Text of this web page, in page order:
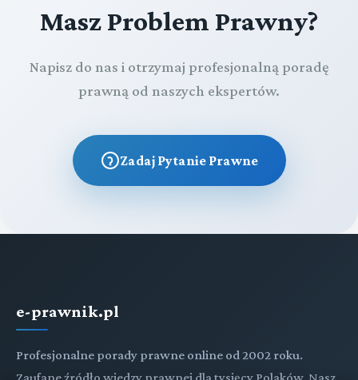
Masz Problem Prawny?
Napisz do nas i otrzymaj profesjonalną poradę
prawną od naszych ekspertów.
Zadaj Pytanie Prawne
e-prawnik.pl
Profesjonalne porady prawne online od 2002 roku.
Zaufane źródło wiedzy prawnej dla tysięcy Polaków. Nasz